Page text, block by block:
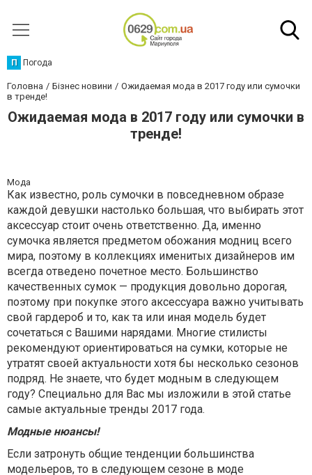
П Погода
Головна Бізнес новини
Ожидаемая мода в 2017 году или сумочки
в тренде!
Ожидаемая мода в 2017 году или сумочки в
тренде!
Мода
Как известно, роль сумочки в повседневном образе
каждой девушки настолько большая, что выбирать этот
аксессуар стоит очень ответственно. Да, именно
сумочка является предметом обожания модниц всего
мира, поэтому в коллекциях именитых дизайнеров им
всегда отведено почетное место. Большинство
качественных сумок — продукция довольно дорогая,
поэтому при покупке этого аксессуара важно учитывать
свой гардероб и то, как та или иная модель будет
сочетаться с Вашими нарядами. Многие стилисты
рекомендуют ориентироваться на сумки, которые не
утратят своей актуальности хотя бы несколько сезонов
подряд. Не знаете, что будет модным в следующем
году? Специально для Вас мы изложили в этой статье
самые актуальные тренды 2017 года.
Модные нюансы!
Если затронуть общие тенденции большинства
модельеров, то в следующем сезоне в моде